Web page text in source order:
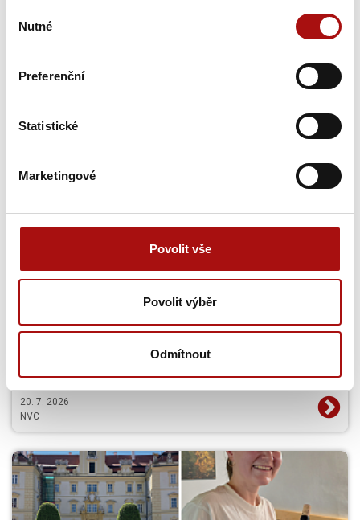
souhlasu
Nutné
Preferenční
Statistické
Marketingové
Povolit vše
Povolit výběr
Odmítnout
NVC
Světová organizace cestovního ruchu
hledá inovace pro budoucnost vinařské
Světová organizace cestovního ruchu (UN Tourism) otevřela
evropskou výzvu European Wine Tourism Innovation
20. 7. 2026
NVC